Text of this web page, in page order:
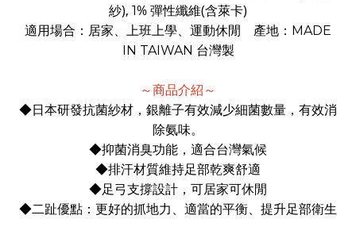
紗), 1% 彈性纖維(含萊卡)
適用場合：居家、上班上學、運動休閒 產地： MADE
IN TAIWAN 台灣製
～商品介紹～
◆日本研發抗菌紗材，銀離子有效減少細菌數量，有效消
除氨味。
◆抑菌消臭功能，適合台灣氣候
◆排汗材質維持足部乾爽舒適
◆足弓支撐設計，可居家可休閒
◆二趾優點 ：更好的抓地力、適當的平衡、提升足部衛生